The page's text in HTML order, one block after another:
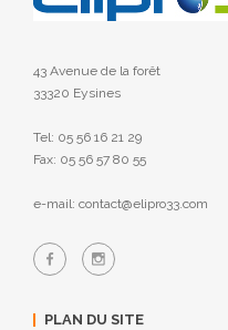
43 Avenue de la forêt
33320 Eysines
Tel: 05 56 16 21 29
Fax: 05 56 57 80 55
e-mail: contact@elipro33.com
PLAN DU SITE